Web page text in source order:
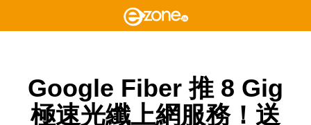
Google Fiber 推 8 Gig
極速光纖上網服務！送